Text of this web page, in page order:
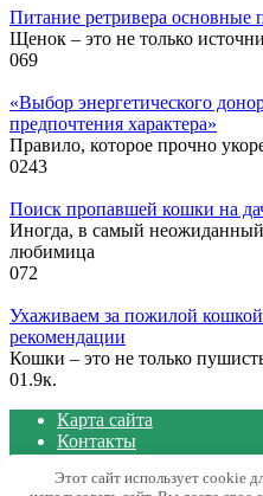
Питание ретривера
Щенок – это не только
069
«Выбор энергетического
предпочтения характера»
Правило, которое прочно
0243
Поиск пропавшей кошки на
Иногда, в самый
любимица
072
Ухаживаем за пожилой
рекомендации
Кошки – это не только
01.9к.
Карта сайта
Контакты
Этот сайт использует cookie